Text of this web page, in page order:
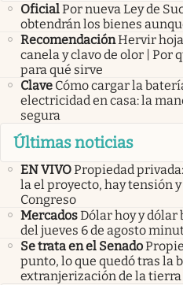
OficialPor nueva Ley de
obtendrán los bienes
RecomendaciónHervir
canela y clavo de olor | Por
para qué sirve
Clave Cómo cargar la
electricidad en casa: la
segura
Últimas noticias
EN VIVOPropiedad
la el proyecto, hay tensión
Congreso
MercadosDólar hoy y dólar
del jueves 6 de agosto
Se trata en el Senado
punto, lo que quedó tras la
extranjerización de la tierra